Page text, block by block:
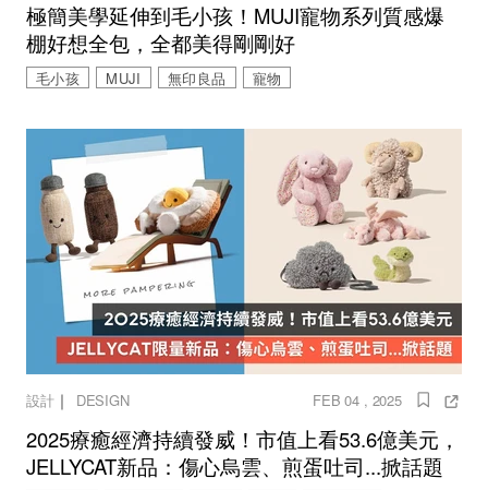
極簡美學延伸到毛小孩！MUJI寵物系列質感爆
棚好想全包，全都美得剛剛好
毛小孩 MUJI 無印良品 寵物
設計｜ DESIGN FEB 04 , 2025
2025療癒經濟持續發威！市值上看53.6億美元，
JELLYCAT新品：傷心烏雲、煎蛋吐司...掀話題